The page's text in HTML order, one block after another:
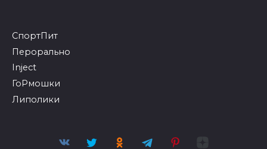
СпортПит
Перорально
Inject
ГоРмошки
Липолики